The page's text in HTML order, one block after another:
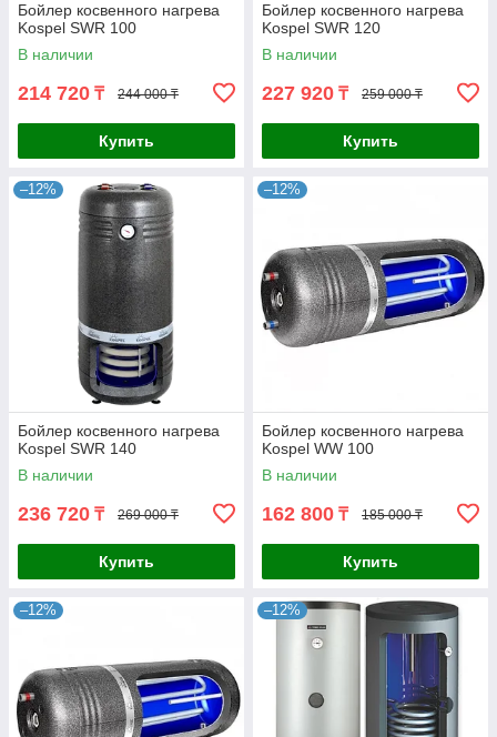
Бойлер косвенного нагрева
Kospel SWR 100
В наличии
214 720 ₸ 244 000 ₸
Купить
Бойлер косвенного нагрева
Kospel SWR 120
В наличии
227 920 ₸ 259 000 ₸
Купить
–12%
Бойлер косвенного нагрева
Kospel SWR 140
В наличии
236 720 ₸ 269 000 ₸
Купить
–12%
Бойлер косвенного нагрева
Kospel WW 100
В наличии
162 800 ₸ 185 000 ₸
Купить
–12% –12%